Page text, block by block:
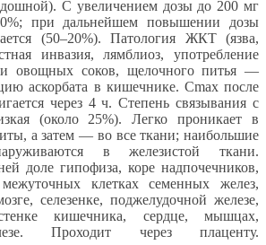
С увеличением дозы до 200 мг
при дальнейшем повышении дозы
(50–20%). Патология ЖКТ (язва,
инвазия, лямблиоз, употребление
овощных соков, щелочного питья —
аскорбата в кишечнике. Cmax после
через 4 ч. Степень связывания с
(около 25%). Легко проникает в
а затем — во все ткани; наибольшие
в железистой ткани.
доле гипофиза, коре надпочечников,
клетках семенных желез,
селезенке, поджелудочной железе,
кишечника, сердце, мышцах,
Проходит через плаценту.